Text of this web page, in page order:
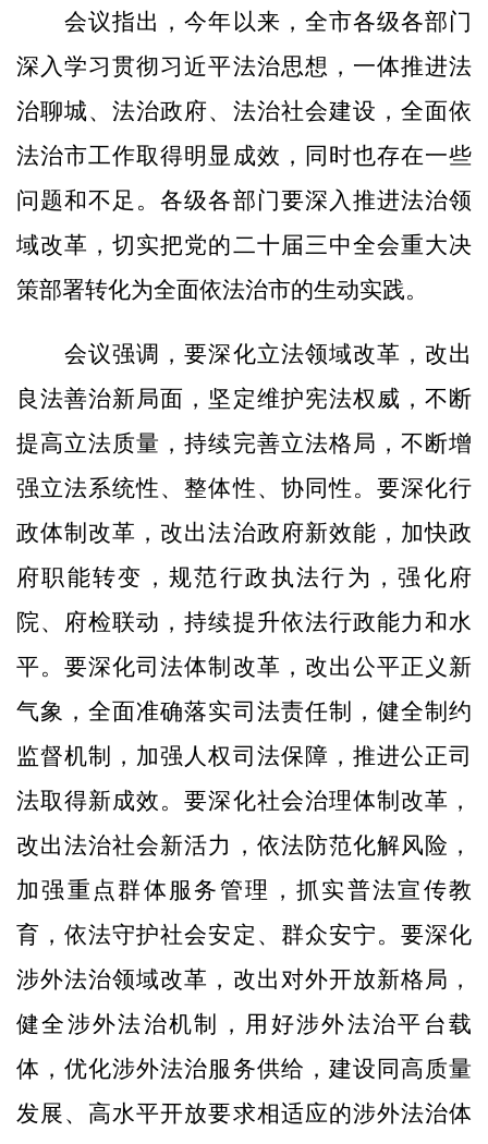
会议指出，今年以来，全市各级各部门
深入学习贯彻习近平法治思想，一体推进法
治聊城、法治政府、法治社会建设，全面依
法治市工作取得明显成效，同时也存在一些
问题和不足。各级各部门要深入推进法治领
域改革，切实把党的二十届三中全会重大决
策部署转化为全面依法治市的生动实践。
会议强调，要深化立法领域改革，改出
良法善治新局面，坚定维护宪法权威，不断
提高立法质量，持续完善立法格局，不断增
强立法系统性、整体性、协同性。要深化行
政体制改革，改出法治政府新效能，加快政
府职能转变，规范行政执法行为，强化府
院、府检联动，持续提升依法行政能力和水
平。要深化司法体制改革，改出公平正义新
气象，全面准确落实司法责任制，健全制约
监督机制，加强人权司法保障，推进公正司
法取得新成效。要深化社会治理体制改革，
改出法治社会新活力，依法防范化解风险，
加强重点群体服务管理，抓实普法宣传教
育，依法守护社会安定、群众安宁。要深化
涉外法治领域改革，改出对外开放新格局，
健全涉外法治机制，用好涉外法治平台载
体，优化涉外法治服务供给，建设同高质量
发展、高水平开放要求相适应的涉外法治体